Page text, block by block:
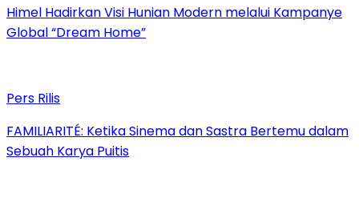
Himel Hadirkan Visi Hunian Modern melalui Kampanye
Global “Dream Home”
Pers Rilis
FAMILIARITÉ: Ketika Sinema dan Sastra Bertemu dalam
Sebuah Karya Puitis